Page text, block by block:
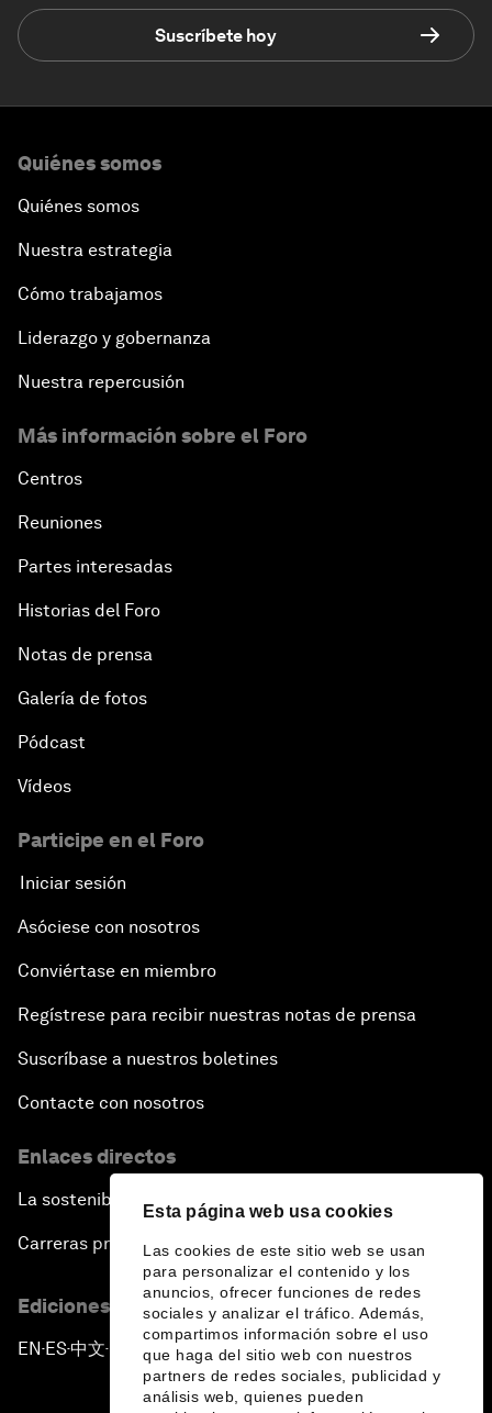
Esta página web usa cookies
Las cookies de este sitio web se usan
para personalizar el contenido y los
anuncios, ofrecer funciones de redes
sociales y analizar el tráfico. Además,
compartimos información sobre el uso
que haga del sitio web con nuestros
partners de redes sociales, publicidad y
análisis web, quienes pueden
Suscríbete hoy
Quiénes somos
Quiénes somos
Nuestra estrategia
Cómo trabajamos
Liderazgo y gobernanza
Nuestra repercusión
Más información sobre el Foro
Centros
Reuniones
Partes interesadas
Historias del Foro
Notas de prensa
Galería de fotos
Pódcast
Vídeos
Participe en el Foro
Iniciar sesión
Asóciese con nosotros
Conviértase en miembro
Regístrese para recibir nuestras notas de prensa
Suscríbase a nuestros boletines
Contacte con nosotros
Enlaces directos
La sostenibilidad en el Foro
Carreras profesionales
Ediciones en otros idiomas
EN ▪ES▪中文▪ 日本語